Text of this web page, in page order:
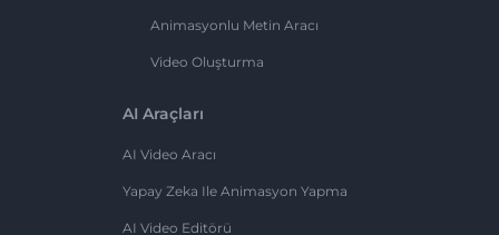
Animasyonlu Metin Aracı
Video Oluşturma
AI Araçları
AI Video Aracı
Yapay Zeka Ile Animasyon Yapma
AI Video Editörü